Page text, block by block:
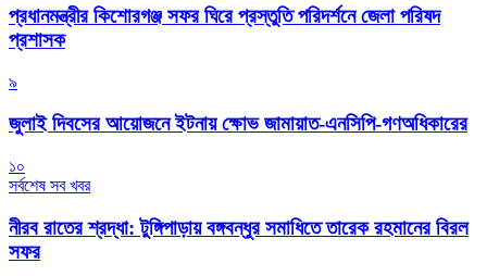
প্রধানমন্ত্রীর কিশোরগঞ্জ সফর ঘিরে প্রস্তুতি পরিদর্শনে জেলা পরিষদ
প্রশাসক
৯
জুলাই দিবসের আয়োজনে ইটনায় ক্ষোভ জামায়াত-এনসিপি-গণঅধিকারের
১০
সর্বশেষ সব খবর
নীরব রাতের শ্রদ্ধা: টুঙ্গিপাড়ায় বঙ্গবন্ধুর সমাধিতে তারেক রহমানের বিরল
সফর